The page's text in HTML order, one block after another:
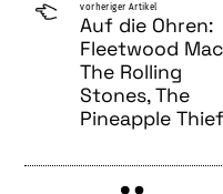
vorheriger Artikel
Auf die Ohren:
Fleetwood
The Rolling
Stones, The
Pineapple Thief